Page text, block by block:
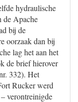
hydraulische
de Apache
bij de
oorzaak dan bij
lag het aan het
de brief hierover
332). Het
Rucker werd
verontreinigde